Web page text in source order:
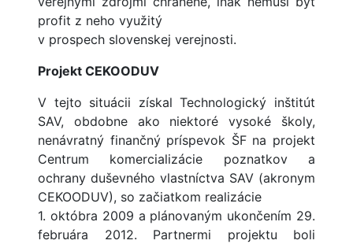
profit z neho využitý
v prospech slovenskej verejnosti.
Projekt CEKOODUV
V tejto situácii získal Technologický inštitút
SAV, obdobne ako niektoré vysoké školy,
nenávratný finančný príspevok ŠF na projekt
Centrum komercializácie poznatkov a
ochrany duševného vlastníctva SAV (akronym
CEKOODUV), so začiatkom realizácie
1. októbra 2009 a plánovaným ukončením 29.
februára 2012. Partnermi projektu boli